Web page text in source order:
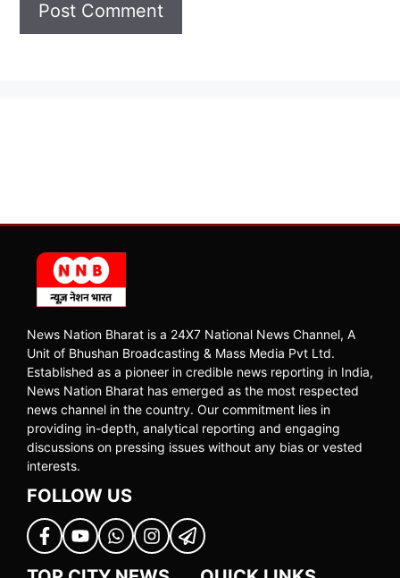
News Nation Bharat is a 24X7 National News Channel, A
Unit of Bhushan Broadcasting & Mass Media Pvt Ltd.
Established as a pioneer in credible news reporting in India,
News Nation Bharat has emerged as the most respected
news channel in the country. Our commitment lies in
providing in-depth, analytical reporting and engaging
discussions on pressing issues without any bias or vested
interests.
FOLLOW US